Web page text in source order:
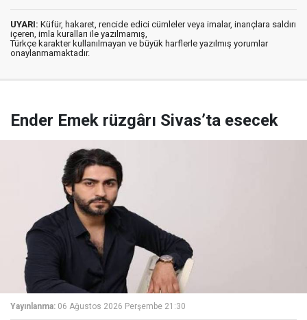
UYARI: Küfür, hakaret, rencide edici cümleler veya imalar, inançlara saldırı
içeren, imla kuralları ile yazılmamış,
Türkçe karakter kullanılmayan ve büyük harflerle yazılmış yorumlar
onaylanmamaktadır.
Ender Emek rüzgârı Sivas’ta esecek
Yayınlanma: 06 Ağustos 2026 Perşembe 21:30